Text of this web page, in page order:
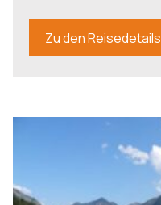
Zu den Reisedetails